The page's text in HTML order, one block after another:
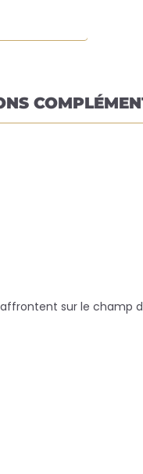
sur le champ